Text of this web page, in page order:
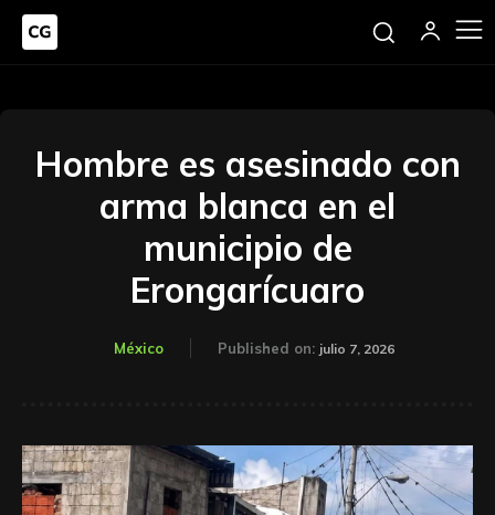
Hombre es asesinado con
arma blanca en el
municipio de
Erongarícuaro
México Published on: julio 7, 2026